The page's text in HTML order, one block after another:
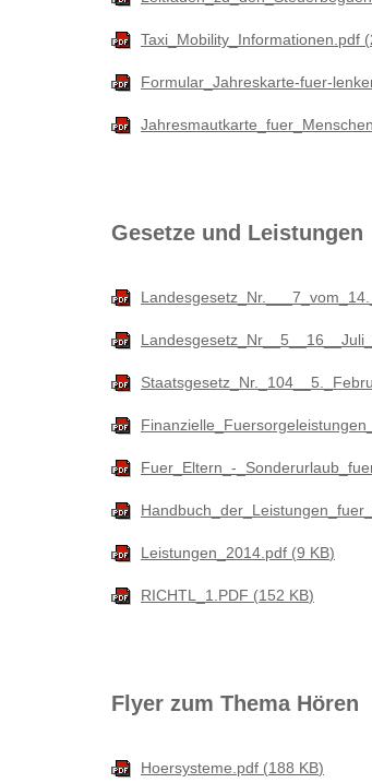
Taxi_Mobility_Informationen.pdf
Formular_Jahreskarte-fuer-
Gesetze und Leistungen
Fuer_Eltern_-
Leistungen_2014.pdf 9 KB
RICHTL_1.PDF 152 KB
Flyer zum Thema Hören
Hoersysteme.pdf 188 KB